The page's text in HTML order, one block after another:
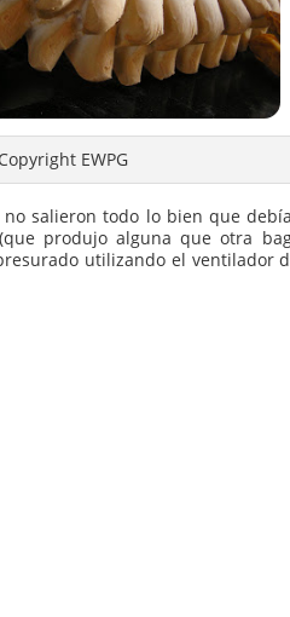
no salieron todo lo
(que produjo alguna
apresurado utilizando el